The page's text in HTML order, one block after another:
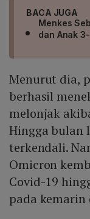
BACA JUGA
Menkes
dan Anak
Menurut dia,
berhasil
melonjak
Hingga bulan
terkendali.
Omicron
Covid-19
pada kemarin